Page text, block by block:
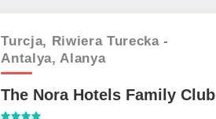
Turcja, Riwiera Turecka -
Antalya,Alanya
The Nora Hotels Family Club